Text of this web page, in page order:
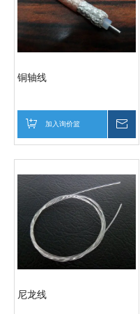
铜轴线
加入询价篮
尼龙线